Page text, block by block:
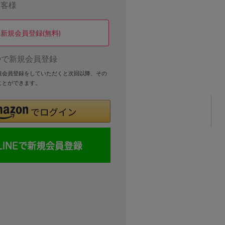
様
新規会員登録(無料)
新規会員登録
員登録をしていただくと次回以降、その
ができます。